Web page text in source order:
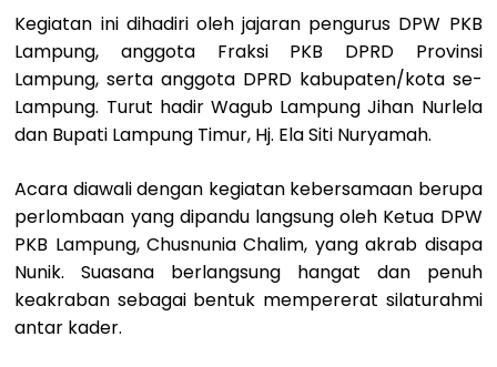
Kegiatan ini dihadiri oleh jajaran pengurus DPW PKB
Lampung, anggota Fraksi PKB DPRD Provinsi
Lampung, serta anggota DPRD kabupaten/kota se-
Lampung. Turut hadir Wagub Lampung Jihan Nurlela
dan Bupati Lampung Timur, Hj. Ela Siti Nuryamah.
Acara diawali dengan kegiatan kebersamaan berupa
perlombaan yang dipandu langsung oleh Ketua DPW
PKB Lampung, Chusnunia Chalim, yang akrab disapa
Nunik. Suasana berlangsung hangat dan penuh
keakraban sebagai bentuk mempererat silaturahmi
antar kader.